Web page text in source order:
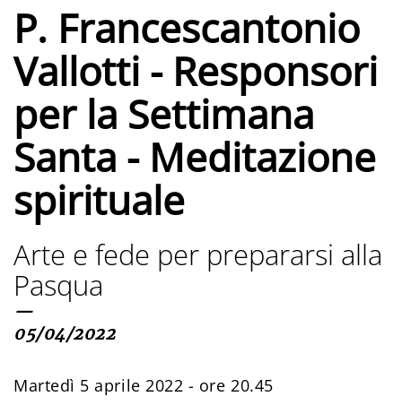
P. Francescantonio
Vallotti - Responsori
per la Settimana
Santa - Meditazione
spirituale
Arte e fede per prepararsi alla
Pasqua
—
05/04/2022
Martedì 5 aprile 2022 - ore 20.45